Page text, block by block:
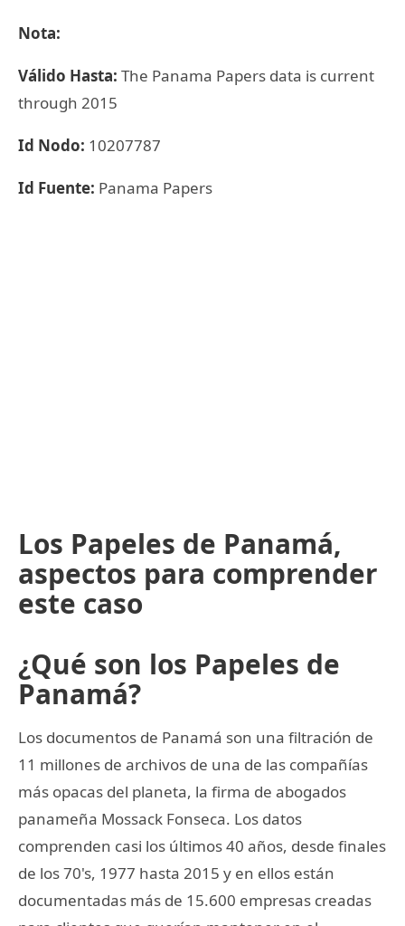
Nota:
Válido Hasta: The Panama Papers data is current
through 2015
Id Nodo: 10207787
Id Fuente: Panama Papers
Los Papeles de Panamá,
aspectos para comprender
este caso
¿Qué son los Papeles de
Panamá?
Los documentos de Panamá son una filtración de
11 millones de archivos de una de las compañías
más opacas del planeta, la firma de abogados
panameña Mossack Fonseca. Los datos
comprenden casi los últimos 40 años, desde finales
de los 70's, 1977 hasta 2015 y en ellos están
documentadas más de 15.600 empresas creadas